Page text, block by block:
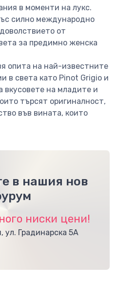
в моменти на лукс.
силно международно
от
за предимно женска
опита на най-известните
в света като Pinot Grigio и
вкусовете на младите и
търсят оригиналност,
във вината, които
в нашия нов
ниски цени!
ул. Градинарска 5А